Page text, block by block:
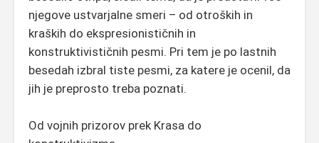
njegove ustvarjalne smeri – od otroških in
kraških do ekspresionističnih in
konstruktivističnih pesmi. Pri tem je po lastnih
besedah izbral tiste pesmi, za katere je ocenil, da
jih je preprosto treba poznati.
Od vojnih prizorov prek Krasa do